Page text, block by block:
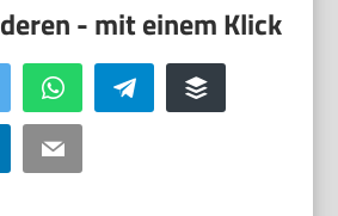
WhatsApp Telegram Buffer
Email